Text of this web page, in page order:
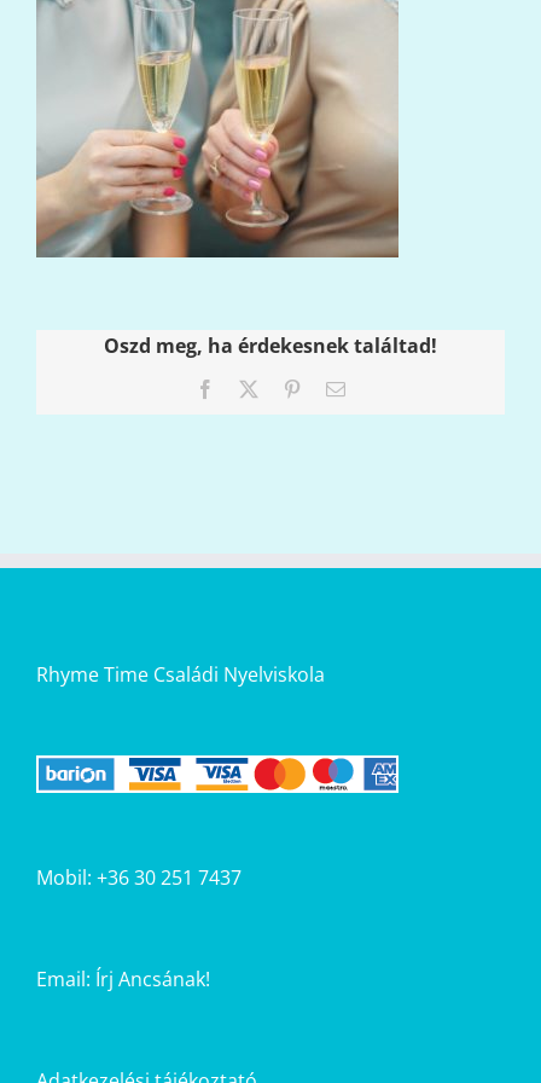
Oszd meg, ha érdekesnek találtad!
Facebook PinterestEmail:
Rhyme Time Családi Nyelviskola
Mobil: +36 30 251 7437
Email: Írj Ancsának!